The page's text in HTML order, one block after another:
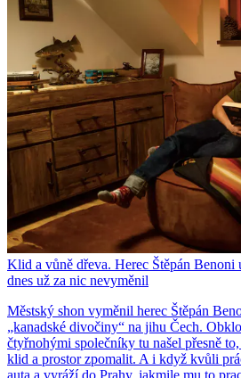
Klid a vůně dřeva. Herec Štěpán Benoni
dnes už za nic nevyměnil
Městský shon vyměnil herec Štěpán
„kanadské divočiny“ na jihu Čech.
čtyřnohými společníky tu našel přesně
klid a prostor zpomalit. A i když kvůli
auta a vyráží do Prahy, jakmile mu to